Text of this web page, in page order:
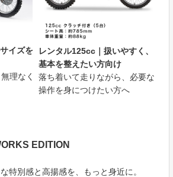
イズを
理なく
レンタル125cc｜扱いやすく、
基本を整えたい方向け
落ち着いて走りながら、必要な
操作を身につけたい方へ
EDITION
特別感と高揚感を、もっと身近に。